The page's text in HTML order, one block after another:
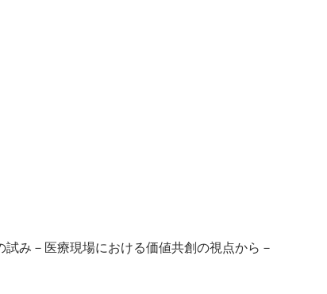
み－医療現場における価値共創の視点から－